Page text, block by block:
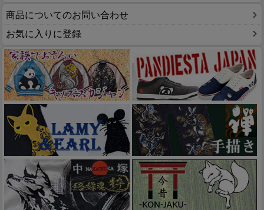
商品についてのお問い合わせ
お気に入りに登録